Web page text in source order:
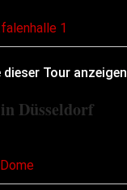
1
Tour anzeigen
Düsseldorf